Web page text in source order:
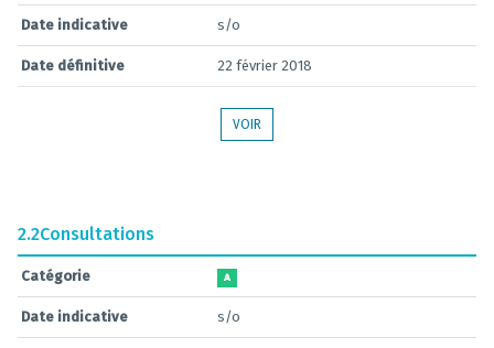
Date indicative s/o
Date définitive 22 février 2018
VOIR
2.2Consultations
Catégorie A
Date indicative s/o